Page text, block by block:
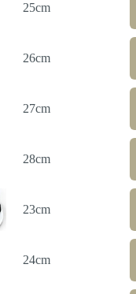
25cm
26cm
27cm
28cm
23cm
24cm